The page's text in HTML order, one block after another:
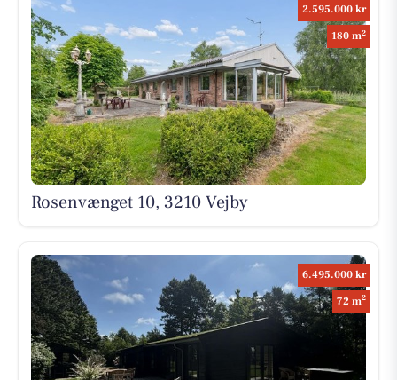
2.595.000 kr
180 m2
Rosenvænget 10, 3210 Vejby
6.495.000 kr
72 m2